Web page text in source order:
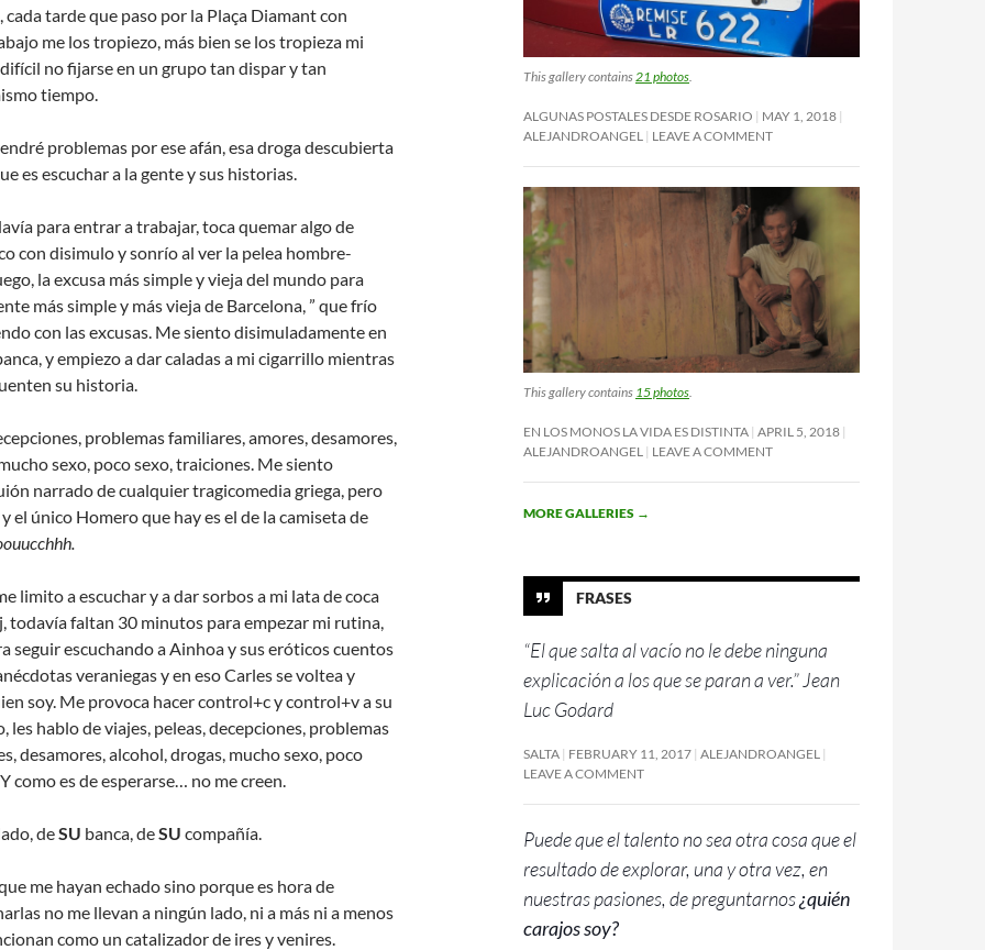
cada tarde que paso por la Plaça Diamant con
me los tropiezo, más bien se los tropieza mi
no fijarse en un grupo tan dispar y tan
tiempo.
problemas por ese afán, esa droga descubierta
es escuchar a la gente y sus historias.
para entrar a trabajar, toca quemar algo de
con disimulo y sonrío al ver la pelea hombre-
la excusa más simple y vieja del mundo para
más simple y más vieja de Barcelona, ” que frío
con las excusas. Me siento disimuladamente en
y empiezo a dar caladas a mi cigarrillo mientras
su historia.
problemas familiares, amores, desamores,
sexo, poco sexo, traiciones. Me siento
narrado de cualquier tragicomedia griega, pero
el único Homero que hay es el de la camiseta de
limito a escuchar y a dar sorbos a mi lata de coca
todavía faltan 30 minutos para empezar mi rutina,
seguir escuchando a Ainhoa y sus eróticos cuentos
veraniegas y en eso Carles se voltea y
soy. Me provoca hacer control+c y control+v a su
les hablo de viajes, peleas, decepciones, problemas
desamores, alcohol, drogas, mucho sexo, poco
como es de esperarse… no me creen.
deSU banca, deSU compañía.
me hayan echado sino porque es hora de
no me llevan a ningún lado, ni a más ni a menos
como un catalizador de ires y venires.
This gallery contains 21 photos
ALGUNAS POSTALES DESDE ROSARIO
MAY 1, 2018
ALEJANDROANGEL
LEAVE A COMMENT
This gallery contains 15 photos.
EN LOS MONOS LA VIDA ES DISTINTA APRIL 5, 2018
ALEJANDROANGEL LEAVE A COMMENT
MORE GALLERIES →
FRASES
“El que salta al vacío no le debe ninguna
explicación a los que se paran a ver.” Jean
Luc Godard
SALTA FEBRUARY 11, 2017 ALEJANDROANGEL
LEAVE A COMMENT
Puede que el talento no sea otra cosa que el
resultado de explorar, una y otra vez, en
nuestras pasiones, de preguntarnos¿quién
carajos soy?